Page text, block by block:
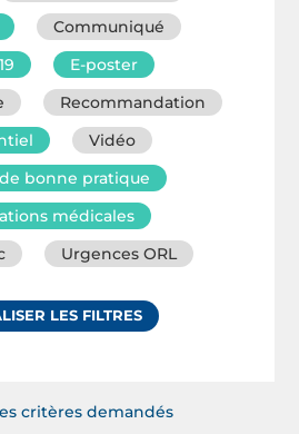
Communiqué
E-poster
Recommandation
Vidéo
bonne pratique
médicales
Urgences ORL
LES FILTRES
critères demandés